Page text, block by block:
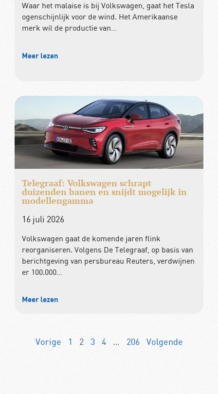
Waar het malaise is bij Volkswagen, gaat het Tesla
ogenschijnlijk voor de wind. Het Amerikaanse
merk wil de productie van…
Meer lezen
Telegraaf: Volkswagen schrapt
duizenden banen en snijdt mogelijk in
modellengamma
16 juli 2026
Volkswagen gaat de komende jaren flink
reorganiseren. Volgens De Telegraaf, op basis van
berichtgeving van persbureau Reuters, verdwijnen
er 100.000…
Meer lezen
Vorige 1 2 3 4 … 206 Volgende